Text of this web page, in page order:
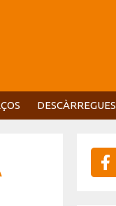
DESCÀRREGUES